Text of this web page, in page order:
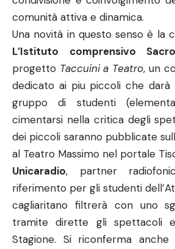
comunità attiva e dinamica.
Una novità in questo senso è la
L’Istituto comprensivo
progetto Taccuini a Teatro, un
dedicato ai piu piccoli che darà
gruppo di studenti
cimentarsi nella critica degli
dei piccoli saranno pubblicate
al Teatro Massimo nel portale
Unicaradio, partner
riferimento per gli studenti
cagliaritano filtrerà con uno
tramite dirette gli spettacoli
Stagione. Si riconferma anche